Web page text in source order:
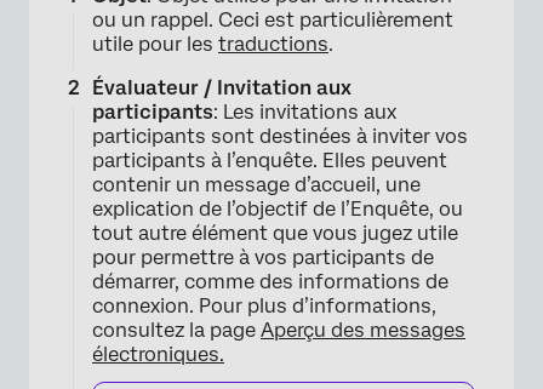
ou un rappel. Ceci est particulièrement
utile pour les traductions.
Évaluateur / Invitation aux
participants: Les invitations aux
participants sont destinées à inviter vos
participants à l’enquête. Elles peuvent
contenir un message d’accueil, une
explication de l’objectif de l’Enquête, ou
tout autre élément que vous jugez utile
pour permettre à vos participants de
démarrer, comme des informations de
connexion. Pour plus d’informations,
consultez la page Aperçu des messages
électroniques.